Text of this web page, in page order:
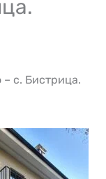
– с. Бистрица.